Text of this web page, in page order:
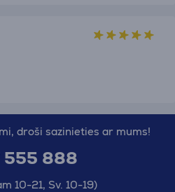
droši sazinieties ar mums!
555 888
10-21, Sv. 10-19)